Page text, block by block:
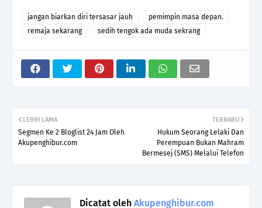
jangan biarkan diri tersasar jauh
pemimpin masa depan.
remaja sekarang
sedih tengok ada muda sekrang
TERBARU
Hukum Seorang Lelaki Dan
Perempuan Bukan Mahram
Bermesej (SMS) Melalui Telefon
LEBIH LAMA
Segmen Ke 2 Bloglist 24 Jam Oleh
Akupenghibur.com
Dicatat oleh Akupenghibur.com